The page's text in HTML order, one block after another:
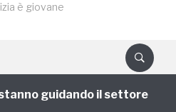
è giovane
guidando il settore